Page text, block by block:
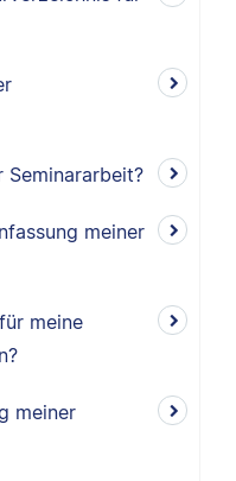
Seminararbeit?
meiner
meine
meiner